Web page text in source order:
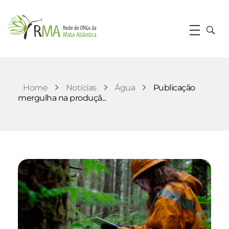
Home Notícias Água
Publicação
mergulha na produçã...